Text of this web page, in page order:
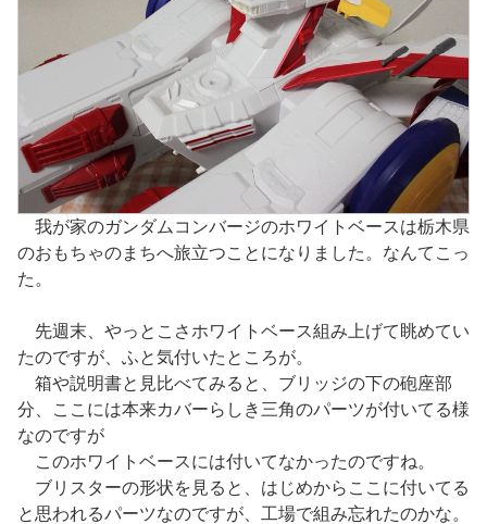
我が家のガンダムコンバージのホワイトベースは栃木県
のおもちゃのまちへ旅立つことになりました。なんてこっ
た。
先週末、やっとこさホワイトベース組み上げて眺めてい
たのですが、ふと気付いたところが。
箱や説明書と見比べてみると、ブリッジの下の砲座部
分、ここには本来カバーらしき三角のパーツが付いてる様
なのですが
このホワイトベースには付いてなかったのですね。
ブリスターの形状を見ると、はじめからここに付いてる
と思われるパーツなのですが、工場で組み忘れたのかな。